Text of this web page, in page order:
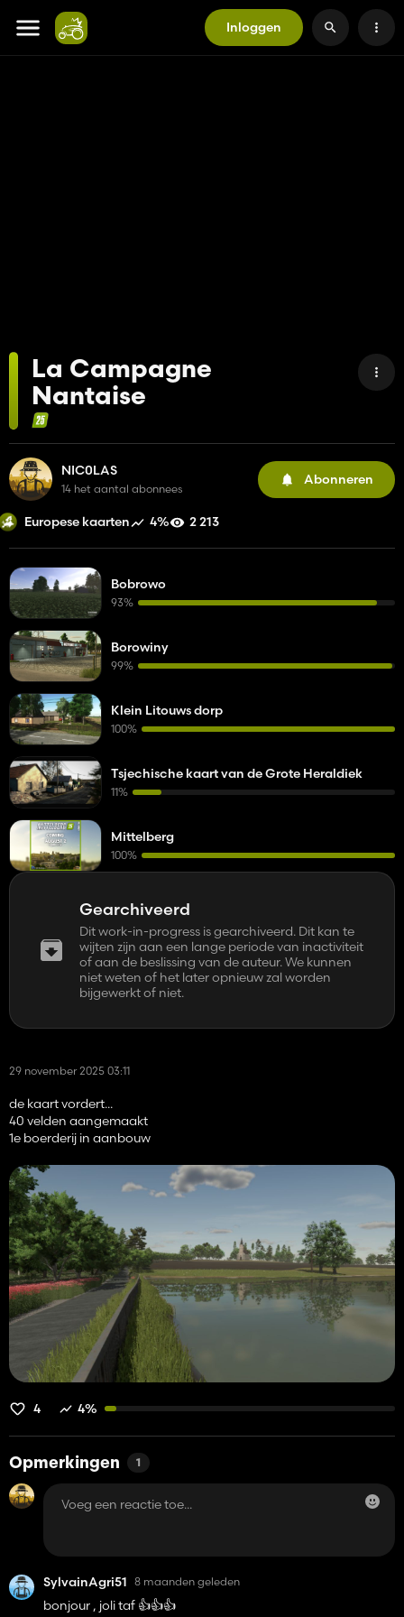
Inloggen
La Campagne
Nantaise
NIC0LAS
14 het aantal abonnees
Abonneren
Europese kaarten 4% 2 213
Gearchiveerd
Dit work-in-progress is gearchiveerd. Dit kan te
wijten zijn aan een lange periode van inactiviteit
of aan de beslissing van de auteur. We kunnen
niet weten of het later opnieuw zal worden
bijgewerkt of niet.
29 november 2025 03:11
de kaart vordert...
40 velden aangemaakt
1e boerderij in aanbouw
4 4%
Opmerkingen 1
SylvainAgri51 8 maanden geleden
bonjour , joli taf 👍️👍️👍️
Bobrowo
93%
Borowiny
99%
Klein Litouws dorp
100%
Tsjechische kaart van de Grote Heraldiek
11%
Mittelberg
100%